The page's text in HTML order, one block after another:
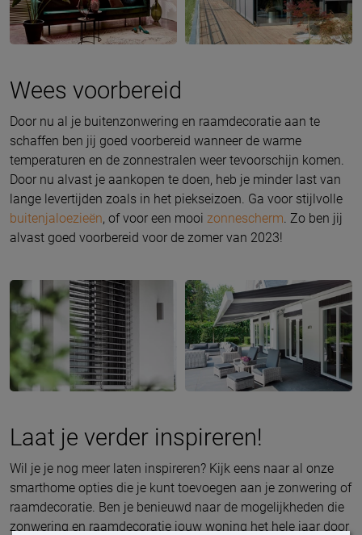
Wees voorbereid
Door nu al je buitenzonwering en raamdecoratie aan te
schaffen ben jij goed voorbereid wanneer de warme
temperaturen en de zonnestralen weer tevoorschijn komen.
Door nu alvast je aankopen te doen, heb je minder last van
lange levertijden zoals in het piekseizoen. Ga voor stijlvolle
buitenjaloezieën, of voor een mooi zonnescherm . Zo ben jij
alvast goed voorbereid voor de zomer van 2023!
Laat je verder inspireren!
Wil je je nog meer laten inspireren? Kijk eens naar al onze
smarthome opties die je kunt toevoegen aan je zonwering of
raamdecoratie. Ben je benieuwd naar de mogelijkheden die
zonwering en raamdecoratie jouw woning het hele jaar door